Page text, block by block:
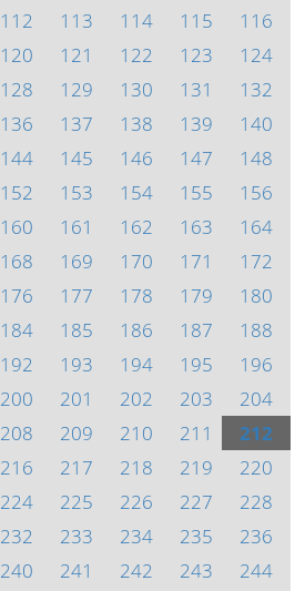
112 113 114 115
116
120 121 122 123
124
128 129 130 131
132
136 137 138 139
140
144 145 146 147
148
152 153 154 155
156
160 161 162 163
164
168 169 170 171
172
176 177 178 179
180
184 185 186 187
188
192 193 194 195
196
200 201 202 203
204
208 209 210 211
212
216 217 218 219
220
224 225 226 227
228
232 233 234 235
236
240 241 242 243
244